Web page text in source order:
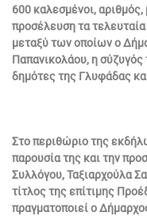
600 καλεσμένοι,
προσέλευση τα τελευταία
μεταξύ των οποίων ο
Παπανικολάου, η σύζυγός
δημότες της Γλυφάδας
Στο περιθώριο της
παρουσία της και την
Συλλόγου, Ταξιαρχούλα
τίτλος της επίτιμης
πραγματοποιεί ο